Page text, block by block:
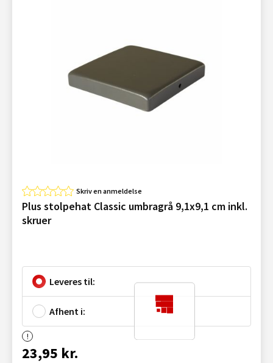
Skriv en anmeldelse
Plus stolpehat Classic umbragrå 9,1x9,1 cm inkl.
skruer
Leveres til:
Afhent i:
23,95 kr.